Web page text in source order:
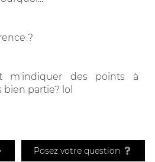
?
m'indiquer des points à
partie? lol
Posez votre question